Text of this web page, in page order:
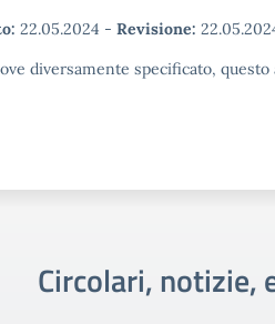
22.05.2024 - Revisione:
diversamente specificato,
Circolari, notizie,